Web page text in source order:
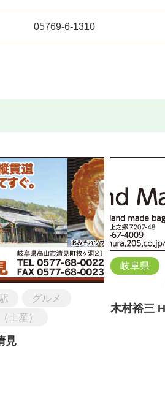
05769-6-1310
グルメ
土産）
見
岐阜県
木村裕三